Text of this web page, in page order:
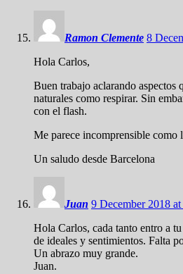
Ramon Clemente 8
Hola Carlos,
Buen trabajo aclarando aspectos
naturales como respirar. Sin
con el flash.
Me parece incomprensible como
Un saludo desde Barcelona
Juan 9 December 2018
Hola Carlos, cada tanto entro a
de ideales y sentimientos. Falta
Un abrazo muy grande.
Juan.